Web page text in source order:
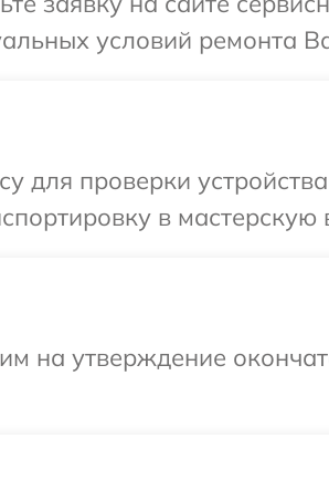
условий ремонта
для проверки
в мастерскую
на утверждение